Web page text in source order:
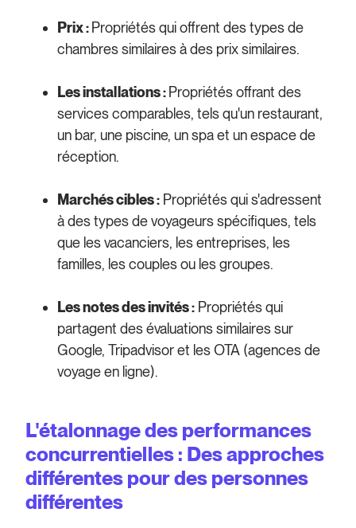
Prix : Propriétés qui offrent des types de
chambres similaires à des prix similaires.
Les installations : Propriétés offrant des
services comparables, tels qu'un restaurant,
un bar, une piscine, un spa et un espace de
réception.
Marchés cibles : Propriétés qui s'adressent
à des types de voyageurs spécifiques, tels
que les vacanciers, les entreprises, les
familles, les couples ou les groupes.
Les notes des invités : Propriétés qui
partagent des évaluations similaires sur
Google, Tripadvisor et les OTA (agences de
voyage en ligne).
L'étalonnage des performances
concurrentielles : Des approches
différentes pour des personnes
différentes